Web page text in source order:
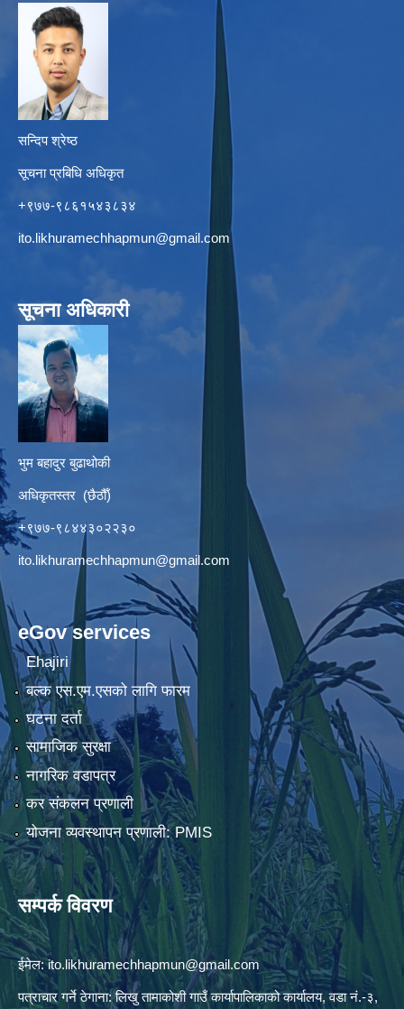
सन्दिप श्रेष्ठ
सूचना प्रबिधि अधिकृत
+९७७-९८६१५४३८३४
ito.likhuramechhapmun@gmail.com
सूचना अधिकारी
भुम बहादुर बुढाथोकी
अधिकृतस्तर (छैठौँ)
+९७७-९८४४३०२२३०
ito.likhuramechhapmun@gmail.com
eGov services
Ehajiri
बल्क एस.एम.एसको लागि फारम
घटना दर्ता
सामाजिक सुरक्षा
नागरिक वडापत्र
कर संकलन प्रणाली
योजना व्यवस्थापन प्रणाली: PMIS
सम्पर्क विवरण
ईमेल:ito.likhuramechhapmun@gmail.com
पत्राचार गर्ने ठेगाना: लिखु तामाकोशी गाउँ कार्यापालिकाको कार्यालय, वडा नं.-३,